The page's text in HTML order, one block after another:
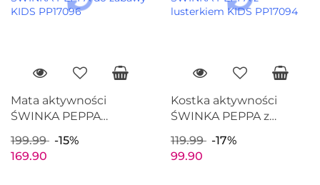
Mata aktywności
ŚWINKA PEPPA
KIDS PP17096
199.99
-15%
169.90
Kostka aktywności
ŚWINKA PEPPA z
PP17094
119.99
-17%
99.90